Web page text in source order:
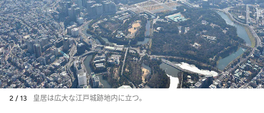
2 / 13 皇居は広大な江戸城跡地内に立つ。